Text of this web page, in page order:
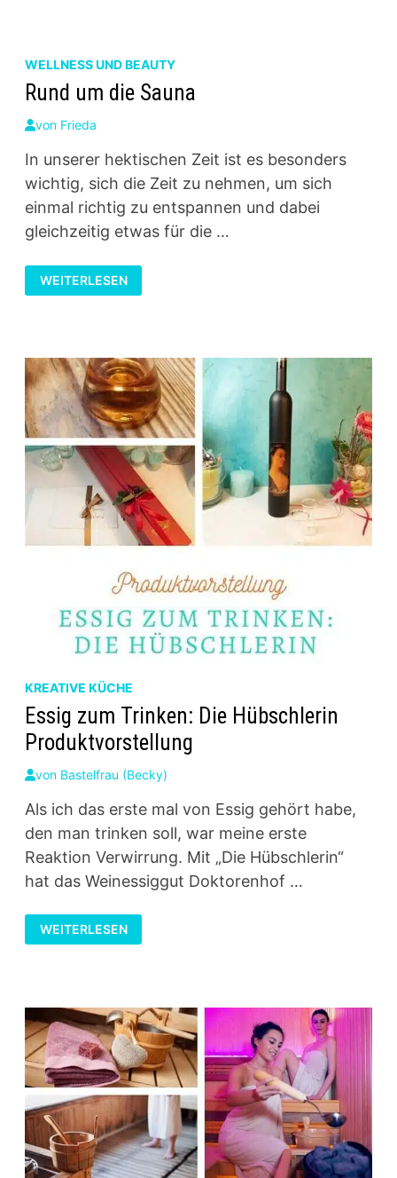
WELLNESS UND BEAUTY
Rund um die Sauna
von Frieda
In unserer hektischen Zeit ist es besonders
wichtig, sich die Zeit zu nehmen, um sich
einmal richtig zu entspannen und dabei
gleichzeitig etwas für die …
RUND
UM
DIE
WEITERLESEN
KREATIVE KÜCHE
Essig zum Trinken: Die Hübschlerin
Produktvorstellung
von Bastelfrau (Becky)
Als ich das erste mal von Essig gehört habe,
den man trinken soll, war meine erste
Reaktion Verwirrung. Mit „Die Hübschlerin“
hat das Weinessiggut Doktorenhof …
ESSIG
ZUM
TRINKEN:
WEITERLESEN